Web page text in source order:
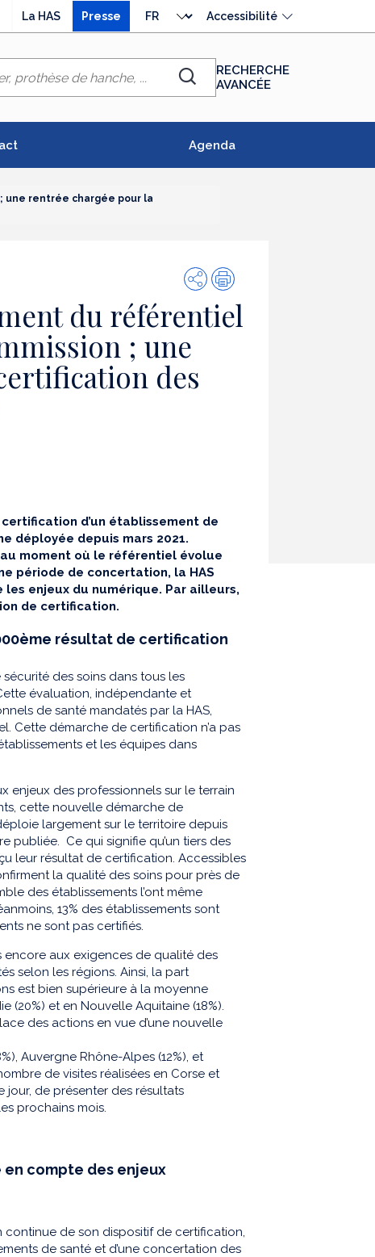
La HAS Presse
langue
Accessibilité
Chercher
RECHERCHE
AVANCÉE
Agenda
rentrée chargée pour la
PartagerImpression
du référentiel
; une
des
d’un établissement de
déployée depuis mars 2021.
moment où le référentiel évolue
période de concertation, la HAS
enjeux du numérique. Par ailleurs,
de certification.
résultat de certification
des soins dans tous les
évaluation, indépendante et
de santé mandatés par la HAS,
Cette démarche de certification n’a pas
et les équipes dans
enjeux des professionnels sur le terrain
cette nouvelle démarche de
largement sur le territoire depuis
publiée. Ce qui signifie qu’un tiers des
leur résultat de certification. Accessibles
la qualité des soins pour près de
des établissements l’ont même
13% des établissements sont
ne sont pas certifiés.
encore aux exigences de qualité des
selon les régions. Ainsi, la part
est bien supérieure à la moyenne
(20%) et en Nouvelle Aquitaine (18%).
des actions en vue d’une nouvelle
Auvergne Rhône-Alpes (12%), et
de visites réalisées en Corse et
jour, de présenter des résultats
prochains mois.
compte des enjeux
continue de son dispositif de certification,
de santé et d’une concertation des